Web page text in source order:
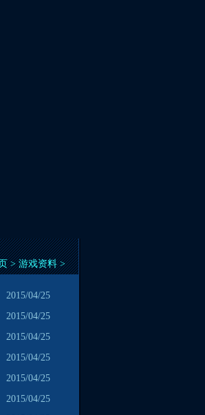
>游戏资料>
2015/04/25
2015/04/25
2015/04/25
2015/04/25
2015/04/25
2015/04/25